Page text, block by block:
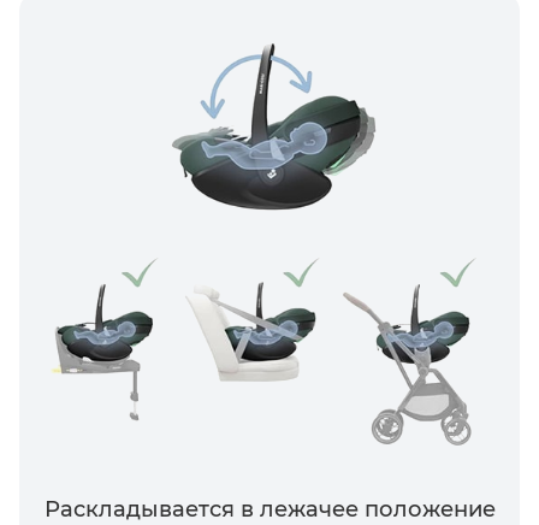
Раскладывается в лежачее положение